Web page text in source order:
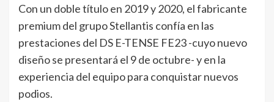
Con un doble título en 2019 y 2020, el fabricante
premium del grupo Stellantis confía en las
prestaciones del DS E-TENSE FE23 -cuyo nuevo
diseño se presentará el 9 de octubre- y en la
experiencia del equipo para conquistar nuevos
podios.